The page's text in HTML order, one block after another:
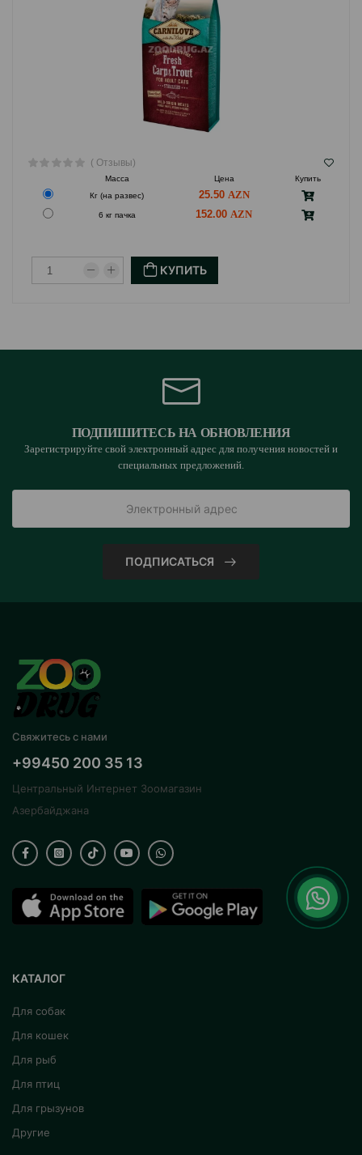
( Отзывы)
Масса Цена
Купить
Кг (на развес)
25.50
6 кг пачка 152.00
КУПИТЬ
ПОДПИШИТЕСЬ НА ОБНОВЛЕНИЯ
Зарегистрируйте свой электронный адрес для получения новостей и
специальных предложений.
ПОДПИСАТЬСЯ
Свяжитесь с нами
+99450 200 35 13
Центральный Интернет Зоомагазин
Азербайджана
КАТАЛОГ
Для собак
Для кошек
Для рыб
Для птиц
Для грызунов
Другие